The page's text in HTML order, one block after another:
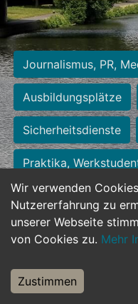
Wir verwenden
Nutzererfahrung zu
unserer Webseite
von Cookies zu. Mehr
Zustimmen
Journalismus, PR,
Ausbildungsplätze
Sicherheitsdienste
Praktika,
Personalwesen
Hilfskräfte, Aushilfs-
Weiterbildung,